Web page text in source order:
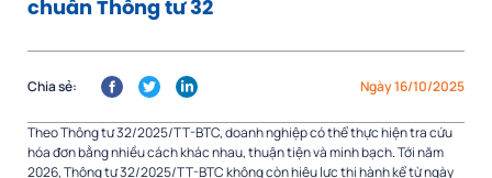
chuẩn Thông tư 32
Ngày 16/10/2025
Chia sẻ:
Theo Thông tư 32/2025/TT-BTC, doanh nghiệp có thể thực hiện tra cứu
hóa đơn bằng nhiều cách khác nhau, thuận tiện và minh bạch. Tới năm
2026, Thông tư 32/2025/TT-BTC không còn hiệu lực thi hành kể từ ngày